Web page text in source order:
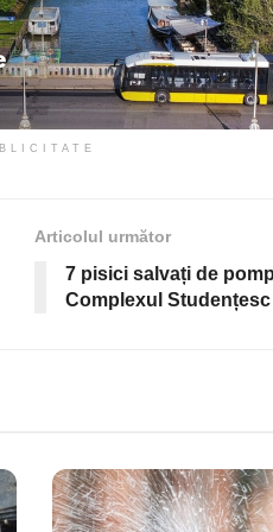
Articolul următor
7 pisici salvați de
Complexul